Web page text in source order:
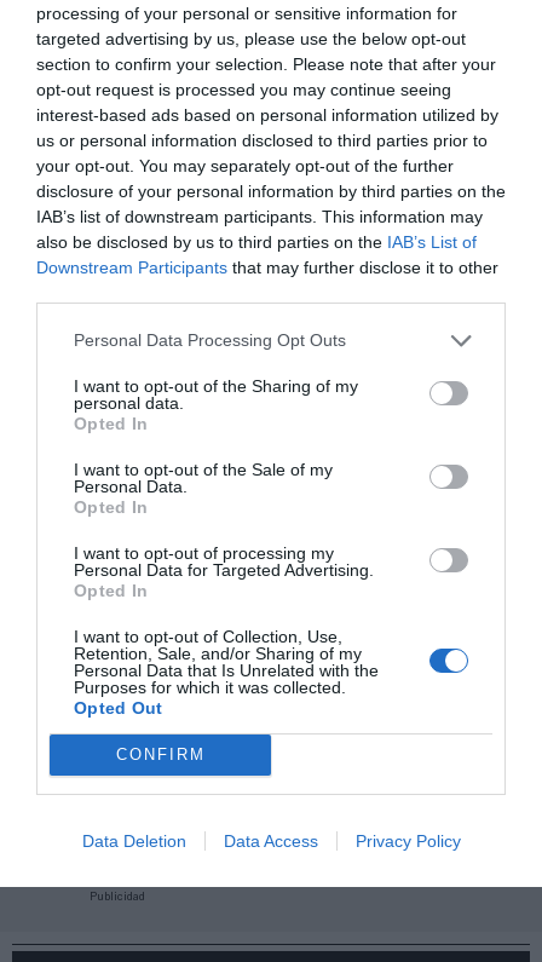
processing of your personal or sensitive information for
targeted advertising by us, please use the below opt-out
section to confirm your selection. Please note that after your
opt-out request is processed you may continue seeing
interest-based ads based on personal information utilized by
us or personal information disclosed to third parties prior to
your opt-out. You may separately opt-out of the further
disclosure of your personal information by third parties on the
IAB’s list of downstream participants. This information may
also be disclosed by us to third parties on the IAB’s List of
Downstream Participants that may further disclose it to other
Personal Data Processing Opt Outs
I want to opt-out of the Sharing of my
personal data.
Opted In
I want to opt-out of the Sale of my
Personal Data.
Opted In
I want to opt-out of processing my
Personal Data for Targeted Advertising.
Opted In
I want to opt-out of Collection, Use,
Retention, Sale, and/or Sharing of my
Personal Data that Is Unrelated with the
Purposes for which it was collected.
Opted Out
CONFIRM
Data Deletion Data Access Privacy Policy
Índex
Fórmula 1
Compartir
Imprimir
2Playbook Club 2P
¡Haz click aquí y accede sin límites a contenidos
Publicidad